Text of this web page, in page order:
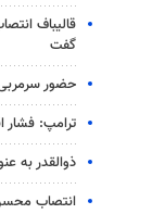
قالیباف
گفت
حضور سرمربی
ترامپ: فشار
ذوالقدر به
انتصاب